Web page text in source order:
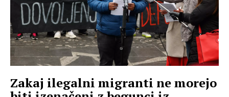
Zakaj ilegalni migranti ne morejo